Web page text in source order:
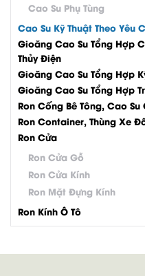
Cao Su Phụ Tùng
Cao Su Kỹ Thuật Theo Yêu
Gioăng Cao Su Tổng Hợp
Thủy Điện
Gioăng Cao Su Tổng Hợp
Gioăng Cao Su Tổng Hợp
Ron Cống Bê Tông, Cao
Ron Container, Thùng Xe
Ron Cửa
Ron Cửa Gỗ
Ron Cửa Kính
Ron Mặt Đựng Kính
Ron Kính Ô Tô